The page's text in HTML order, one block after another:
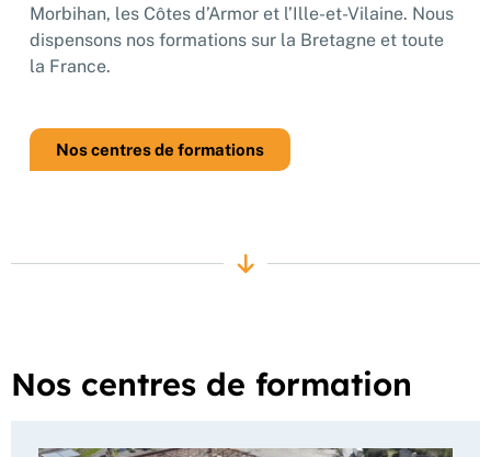
Morbihan, les Côtes d’Armor et l’Ille-et-Vilaine. Nous
dispensons nos formations sur la Bretagne et toute
la France.
Nos centres de formations
Nos centres de formation